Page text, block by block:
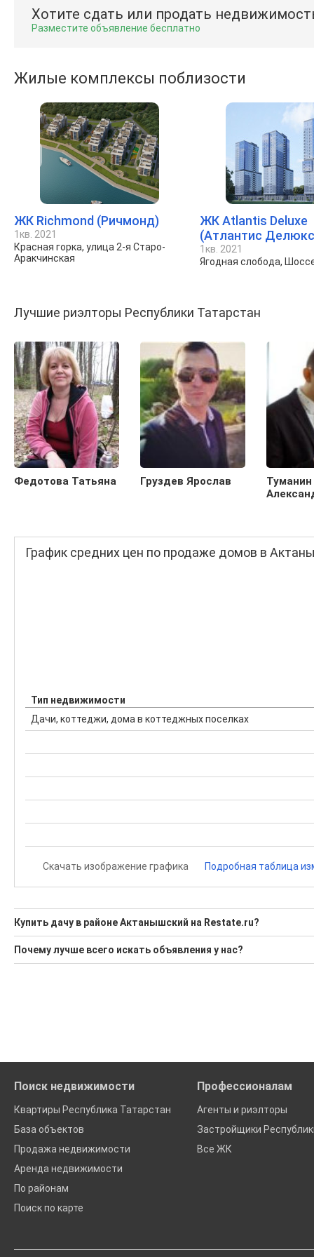
Хотите сдать или продать
Разместите объявление бесплатно
Жилые комплексы поблизости
ЖК Richmond (Ричмонд)
1кв. 2021
Красная горка, улица 2-я Старо-
Аракчинская
ЖК Atlantis Deluxe
(Атлантис
1кв. 2021
Ягодная слобода,
Лучшие риэлторы Республики Татарстан
Федотова Татьяна Груздев Ярослав
Туманин
График средних цен по продаже домов в
Тип недвижимости
Дачи, коттеджи, дома в коттеджных поселках
Скачать изображение графика Подробная таблица
Купить дачу в районе Актанышский на Restate.ru?
Поможем Купить дачу в районе Актанышский?
Воспользуйтесь нашим поиском по новостройкам, для
Почему лучше всего искать объявления у нас?
Поиск недвижимости
Квартиры Республика Татарстан
База объектов
Продажа недвижимости
Аренда недвижимости
По районам
Поиск по карте
Профессионалам
Агенты и риэлторы
Застройщики
Все ЖК